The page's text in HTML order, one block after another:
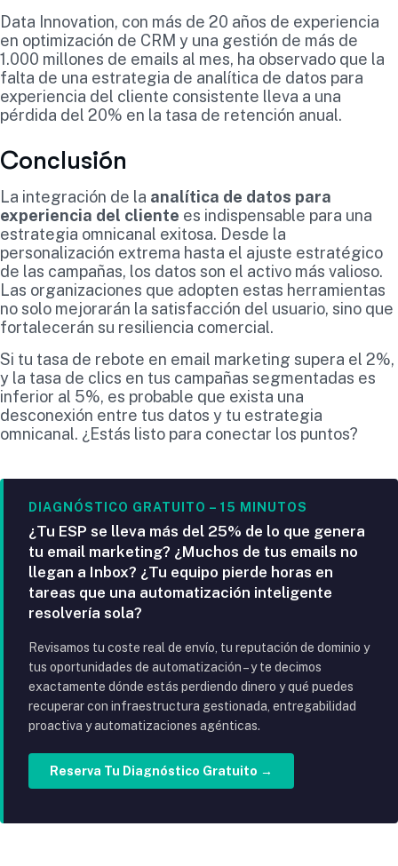
Data Innovation, con más de 20 años de experiencia
en optimización de CRM y una gestión de más de
1.000 millones de emails al mes, ha observado que la
falta de una estrategia de analítica de datos para
experiencia del cliente consistente lleva a una
pérdida del 20% en la tasa de retención anual.
Conclusión
La integración de la analítica de datos para
experiencia del cliente es indispensable para una
estrategia omnicanal exitosa. Desde la
personalización extrema hasta el ajuste estratégico
de las campañas, los datos son el activo más valioso.
Las organizaciones que adopten estas herramientas
no solo mejorarán la satisfacción del usuario, sino que
fortalecerán su resiliencia comercial.
Si tu tasa de rebote en email marketing supera el 2%,
y la tasa de clics en tus campañas segmentadas es
inferior al 5%, es probable que exista una
desconexión entre tus datos y tu estrategia
omnicanal. ¿Estás listo para conectar los puntos?
DIAGNÓSTICO GRATUITO – 15 MINUTOS
¿Tu ESP se lleva más del 25% de lo que genera
tu email marketing? ¿Muchos de tus emails no
llegan a Inbox? ¿Tu equipo pierde horas en
tareas que una automatización inteligente
resolvería sola?
Revisamos tu coste real de envío, tu reputación de dominio y
tus oportunidades de automatización – y te decimos
exactamente dónde estás perdiendo dinero y qué puedes
recuperar con infraestructura gestionada, entregabilidad
proactiva y automatizaciones agénticas.
Reserva Tu Diagnóstico Gratuito →